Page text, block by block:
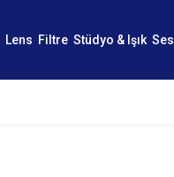
Lens Filtre Stüdyo & Işık Ses